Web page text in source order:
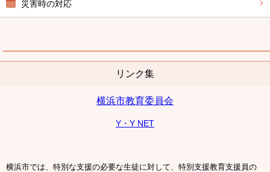
災害時の対応
リンク集
横浜市教育委員会
Y・Y NET
横浜市では、特別な支援の必要な生徒に対して、特別支援教育支援員の